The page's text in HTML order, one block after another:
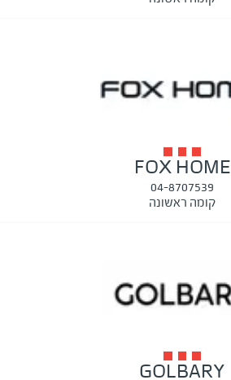
FOX HOME
04-8707539
קומה ראשונה
GOLBARY